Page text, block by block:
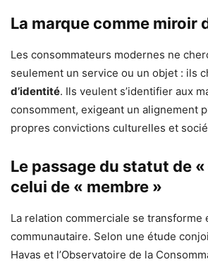
La marque comme miroir
Les consommateurs modernes ne
seulement un service ou un objet : ils
d’identité. Ils veulent s’identifier aux
consomment, exigeant un alignement
propres convictions culturelles et
Le passage du statut de
celui de « membre »
La relation commerciale se transforme
communautaire. Selon une étude
Havas et l’Observatoire de la